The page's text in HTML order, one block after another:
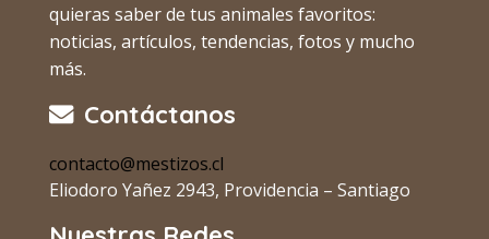
quieras saber de tus animales favoritos:
noticias, artículos, tendencias, fotos y mucho
más.
Contáctanos
contacto@mestizos.cl
Eliodoro Yañez 2943, Providencia – Santiago